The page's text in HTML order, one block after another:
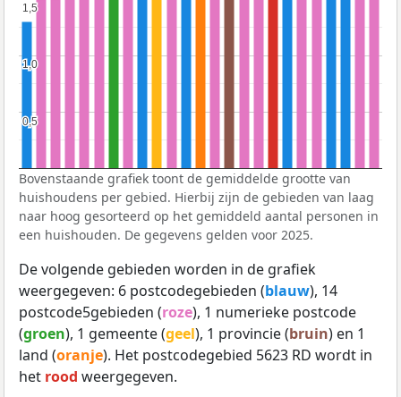
0,5
0,5
1,0
1,0
1,5
1,5
Bovenstaande grafiek toont de gemiddelde grootte van
huishoudens per gebied. Hierbij zijn de gebieden van laag
naar hoog gesorteerd op het gemiddeld aantal personen in
een huishouden. De gegevens gelden voor 2025.
De volgende gebieden worden in de grafiek
weergegeven: 6 postcodegebieden (blauw), 14
postcode5gebieden (roze), 1 numerieke postcode
(groen), 1 gemeente (geel), 1 provincie (bruin) en 1
land (oranje). Het postcodegebied 5623 RD wordt in
het rood weergegeven.